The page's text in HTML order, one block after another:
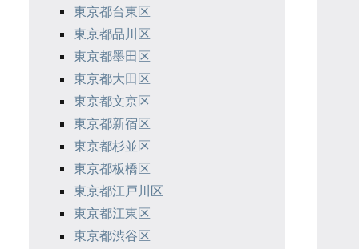
東京都台東区
東京都品川区
東京都墨田区
東京都大田区
東京都文京区
東京都新宿区
東京都杉並区
東京都板橋区
東京都江戸川区
東京都江東区
東京都渋谷区